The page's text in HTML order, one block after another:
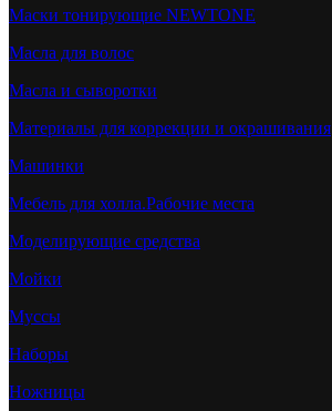
Маски тонирующие NEWTONE
Масла для волос
Масла и сыворотки
Материалы для коррекции и окрашивания
Машинки
Мебель для холла.Рабочие места
Моделирующие средства
Мойки
Муссы
Наборы
Ножницы